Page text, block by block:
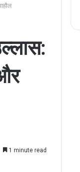
1 minute read